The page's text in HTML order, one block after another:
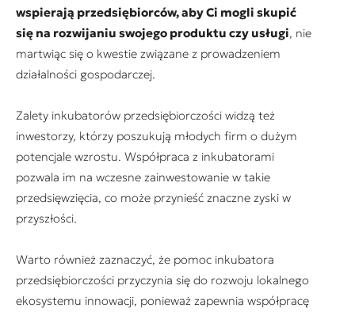
wspierają przedsiębiorców, aby Ci mogli skupić
się na rozwijaniu swojego produktu czy usługi, nie
martwiąc się o kwestie związane z prowadzeniem
działalności gospodarczej.
Zalety inkubatorów przedsiębiorczości widzą też
inwestorzy, którzy poszukują młodych firm o dużym
potencjale wzrostu. Współpraca z inkubatorami
pozwala im na wczesne zainwestowanie w takie
przedsięwzięcia, co może przynieść znaczne zyski w
przyszłości.
Warto również zaznaczyć, że pomoc inkubatora
przedsiębiorczości przyczynia się do rozwoju lokalnego
ekosystemu innowacji, ponieważ zapewnia współpracę